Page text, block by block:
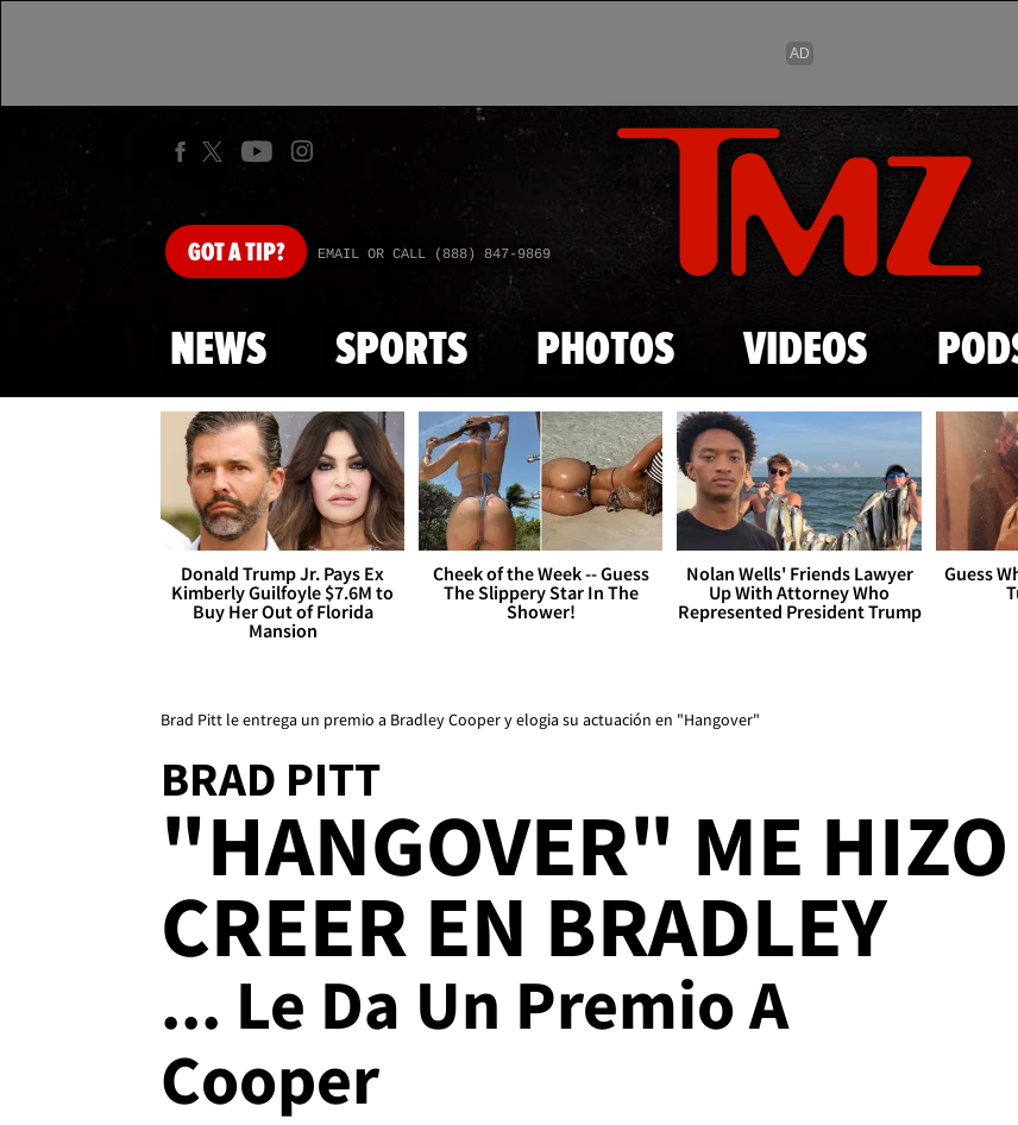
Skip to main content
GOTA TIP? EMAIL OR CALL (888) 847-9869
NEWS SPORTS PHOTOS VIDEOS
Donald Trump Jr. Pays Ex
Kimberly Guilfoyle $7.6M to
Buy Her Out of Florida
Mansion
Cheek of the Week -- Guess
The Slippery Star In The
Shower!
Nolan Wells' Friends Lawyer
Up With Attorney Who
Represented President Trump
Guess
Brad Pitt le entrega un premio a Bradley Cooper y elogia su actuación en "Hangover"
BRAD PITT
"HANGOVER" ME HIZO
CREER EN BRADLEY
... Le Da Un Premio A
Cooper